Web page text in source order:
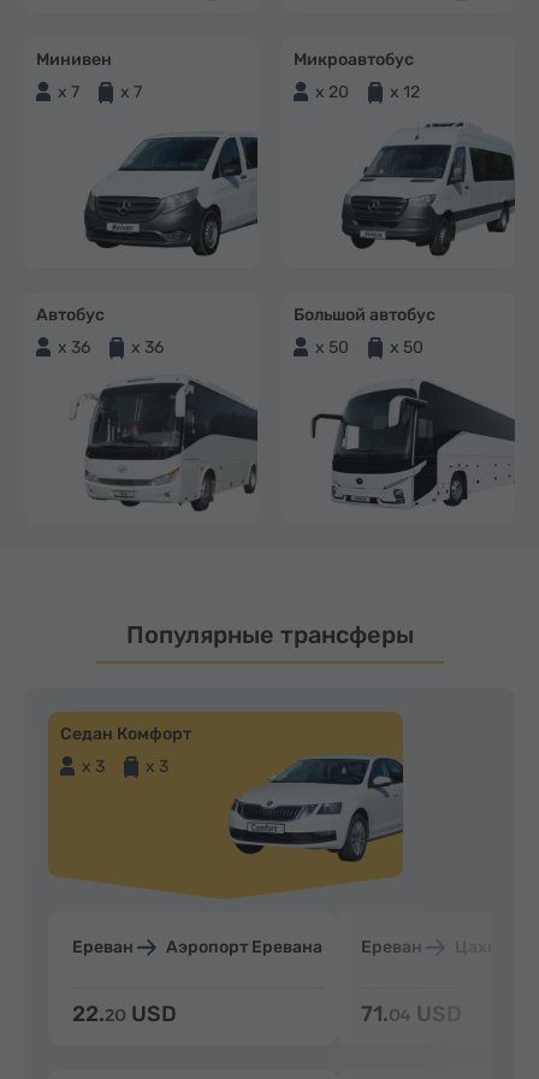
Минивен
x 7
x 7
Микроавтобус
x 20
x 12
Автобус
x 36
x 36
Большой автобус
x 50
x 50
Популярные трансферы
Седан Комфорт
x 3
x 3
Ереван Аэропорт Еревана
22.20 USD
Ереван
71.04 USD